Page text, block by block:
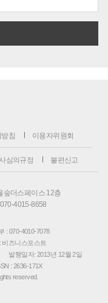
침 이용자위원회
심의규정 불편신고
숲더스페이스 12층
4015-8658
: 070-4010-7078
비즈니스포스트
발행일자: 2013년 12월 2일
: 2636-171X
reserved.